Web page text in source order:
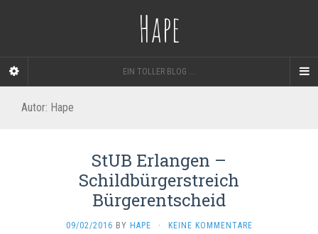
Hape
EIN TOLLER BLOG ...
Autor: Hape
StUB Erlangen –
Schildbürgerstreich
Bürgerentscheid
09/02/2016 BY HAPE · KEINE KOMMENTARE